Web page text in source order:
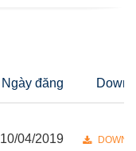
Ngày đăng
10/04/2019